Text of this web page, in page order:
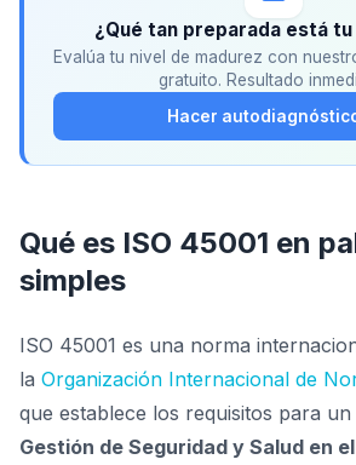
¿Qué tan preparada está
Evalúa tu nivel de madurez con
gratuito. Resultado
Hacer
Qué es ISO 45001 en
simples
ISO 45001 es una norma
la Organización Internacional de
que establece los requisitos para un
Gestión de Seguridad y Salud en